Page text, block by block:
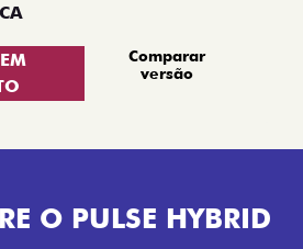
Comparar
versão
O PULSE HYBRID